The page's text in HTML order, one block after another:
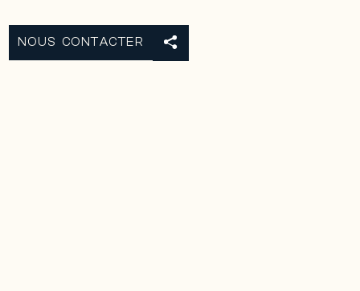
– Internet haute débit sans fil
– Système audio Sonos
– Vaste bibliothèque de livres, de musique et de
NOUS CONTACTER